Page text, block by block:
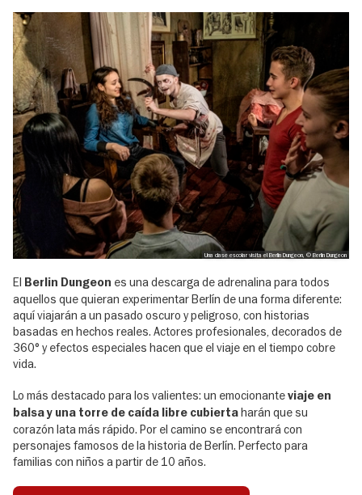
Una clase escolar visita el Berlin Dungeon, © Berlin Dungeon
El Berlin Dungeon es una descarga de adrenalina para todos
aquellos que quieran experimentar Berlín de una forma diferente:
aquí viajarán a un pasado oscuro y peligroso, con historias
basadas en hechos reales. Actores profesionales, decorados de
360° y efectos especiales hacen que el viaje en el tiempo cobre
vida.
Lo más destacado para los valientes: un emocionanteviaje en
balsa y una torre de caída libre cubierta harán que su
corazón lata más rápido. Por el camino se encontrará con
personajes famosos de la historia de Berlín. Perfecto para
familias con niños a partir de 10 años.